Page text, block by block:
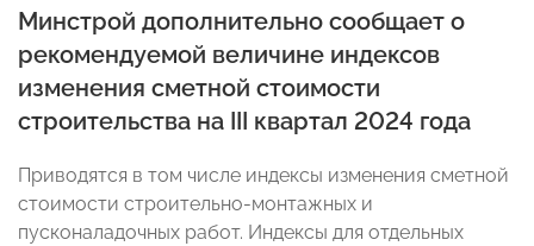
Минстрой дополнительно сообщает о
рекомендуемой величине индексов
изменения сметной стоимости
строительства на III квартал 2024 года
Приводятся в том числе индексы изменения сметной
стоимости строительно-монтажных и
пусконаладочных работ. Индексы для отдельных